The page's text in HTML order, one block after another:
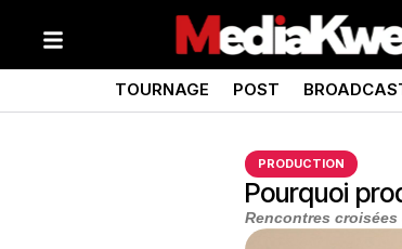
TOURNAGE POST
PRODUCTION
Pourquoi
Rencontres